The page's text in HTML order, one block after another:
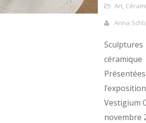
Art,
Anna
Sculptures
céramique
l’exposition
Vestigium
novembre